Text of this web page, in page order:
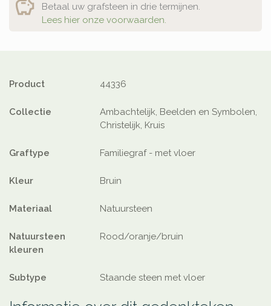
Betaal uw grafsteen in drie termijnen.
Lees hier onze voorwaarden.
Product 44336
Collectie
Ambachtelijk, Beelden en Symbolen,
Christelijk, Kruis
Graftype Familiegraf - met vloer
Kleur Bruin
Materiaal Natuursteen
Natuursteen
kleuren
Rood/oranje/bruin
Subtype Staande steen met vloer